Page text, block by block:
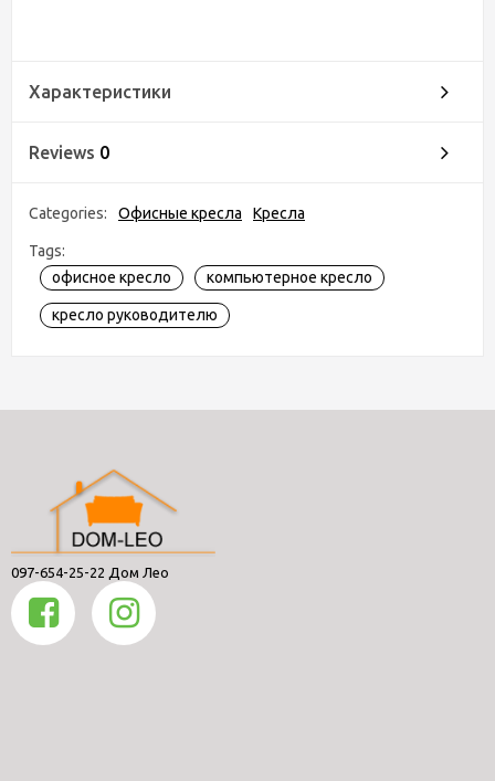
Характеристики
Reviews 0
Categories: Офисные кресла Кресла
Tags:
офисное кресло
компьютерное кресло
кресло руководителю
097-654-25-22 Дом Лео